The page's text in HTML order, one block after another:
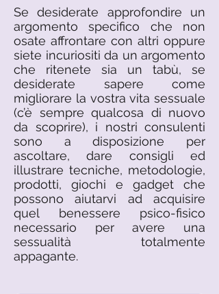
Se desiderate approfondire un
argomento specifico che non
osate affrontare con altri oppure
siete incuriositi da un argomento
che ritenete sia un tabù, se
desiderate sapere come
migliorare la vostra vita sessuale
(c’è sempre qualcosa di nuovo
da scoprire), i nostri consulenti
sono a disposizione per
ascoltare, dare consigli ed
illustrare tecniche, metodologie,
prodotti, giochi e gadget che
possono aiutarvi ad acquisire
quel benessere psico-fisico
necessario per avere una
sessualità totalmente
appagante.